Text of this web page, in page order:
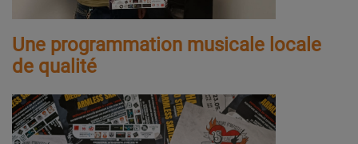
Une programmation musicale locale
de qualité